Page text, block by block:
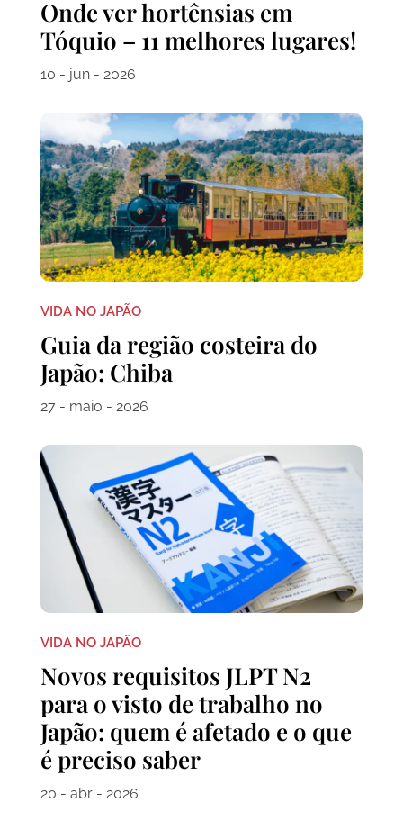
Onde ver hortênsias em
Tóquio – 11 melhores lugares!
10 - jun - 2026
VIDA NO JAPÃO
Guia da região costeira do
Japão: Chiba
27 - maio - 2026
VIDA NO JAPÃO
Novos requisitos JLPT N2
para o visto de trabalho no
Japão: quem é afetado e o que
é preciso saber
20 - abr - 2026